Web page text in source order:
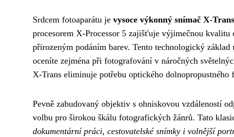
Srdcem fotoaparátu je vysoce výkonný snímač X-
procesorem X-Processor 5 zajišťuje výjimečnou
přirozeným podáním barev. Tento technologický
oceníte zejména při fotografování v náročných
X-Trans eliminuje potřebu optického
Pevně zabudovaný objektiv s ohniskovou vzdáleností
volbu pro širokou škálu fotografických žánrů. Tato
dokumentární práci, cestovatelské snímky i volnější